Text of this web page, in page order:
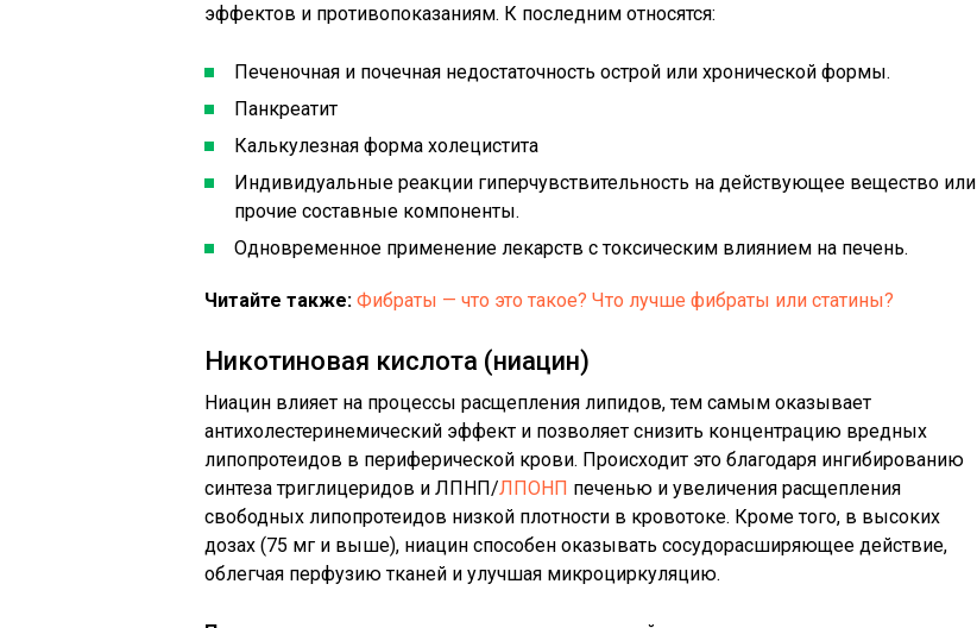
эффектов и противопоказаниям. К последним относятся:
Печеночная и почечная недостаточность острой или хронической формы.
Панкреатит
Калькулезная форма холецистита
Индивидуальные реакции гиперчувствительность на действующее вещество или
прочие составные компоненты.
Одновременное применение лекарств с токсическим влиянием на печень.
Читайте также: Фибраты — что это такое? Что лучше фибраты или статины?
Никотиновая кислота (ниацин)
Ниацин влияет на процессы расщепления липидов, тем самым оказывает
антихолестеринемический эффект и позволяет снизить концентрацию вредных
липопротеидов в периферической крови. Происходит это благодаря ингибированию
синтеза триглицеридов и ЛПНП/ЛПОНП печенью и увеличения расщепления
свободных липопротеидов низкой плотности в кровотоке. Кроме того, в высоких
дозах (75 мг и выше), ниацин способен оказывать сосудорасширяющее действие,
облегчая перфузию тканей и улучшая микроциркуляцию.